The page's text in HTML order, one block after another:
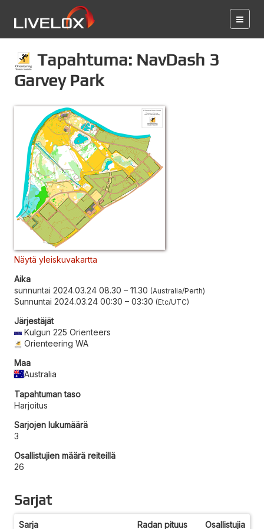
Tapahtuma: NavDash 3
Garvey Park
Näytä yleiskuvakartta
Aika
sunnuntai 2024.03.24 08.30 – 11.30 Australia/Perth
Sunnuntai 2024.03.24 00:30 – 03:30 Etc/UTC
Järjestäjät
Kulgun 225 Orienteers
Orienteering WA
Maa
Australia
Tapahtuman taso
Harjoitus
Sarjojen lukumäärä
3
Osallistujien määrä reiteillä
26
Sarjat
Sarja Radan pituus Osallistujia